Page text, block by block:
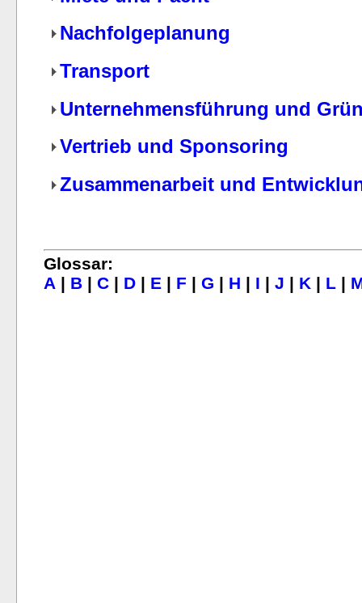
Nachfolgeplanung
Transport
Unternehmensführung und
Vertrieb und Sponsoring
Zusammenarbeit und
Glossar:
A | B | C | D | E | F | G | H | I | J | K | L |